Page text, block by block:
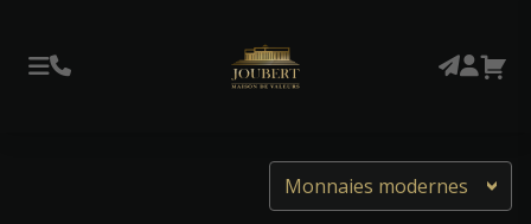
Monnaies modernes